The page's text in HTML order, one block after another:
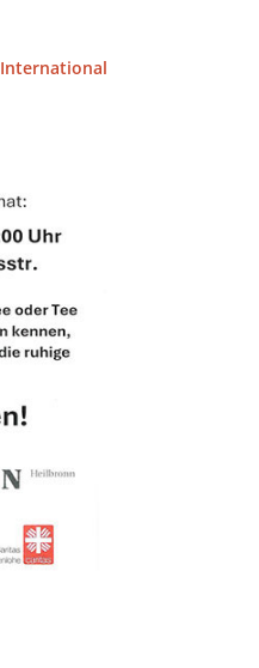
International